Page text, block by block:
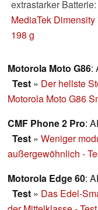
extrastarker
stark verändert sich
wirklich? Und
MediaTek
198 g
Motorola Moto G86:
Test » Der hellste
Motorola Moto G86
CMF Phone 2 Pro:
Test » Weniger
außergewöhnlich -
Motorola Edge 60:
Test » Das Edel-